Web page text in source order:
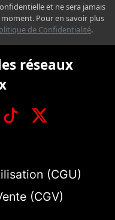
et ne sera jamais
Pour en savoir plus
de Confidentialité.
réseaux
(CGU)
(CGV)